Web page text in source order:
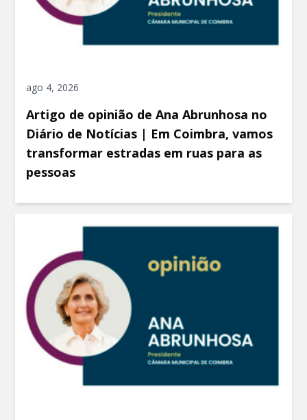
ago 4, 2026
Artigo de opinião de Ana Abrunhosa no
Diário de Notícias | Em Coimbra, vamos
transformar estradas em ruas para as
pessoas